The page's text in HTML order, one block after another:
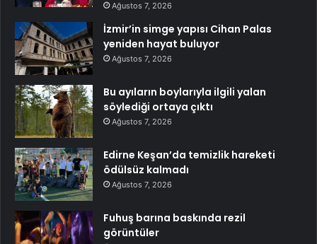
Ağustos 7, 2026
İzmir’in simge yapısı Cihan Palas
yeniden hayat buluyor
Ağustos 7, 2026
Bu ayıların boylarıyla ilgili yalan
söylediği ortaya çıktı
Ağustos 7, 2026
Edirne Keşan’da temizlik hareketi
ödülsüz kalmadı
Ağustos 7, 2026
Fuhuş barına baskında rezil
görüntüler